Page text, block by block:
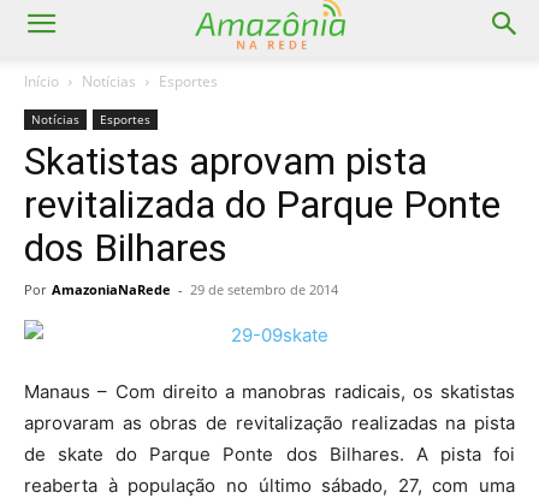
Início Notícias Esportes
Notícias Esportes
Skatistas aprovam pista
revitalizada do Parque Ponte
dos Bilhares
Por AmazoniaNaRede - 29 de setembro de 2014
Manaus – Com direito a manobras radicais, os skatistas
aprovaram as obras de revitalização realizadas na pista
de skate do Parque Ponte dos Bilhares. A pista foi
reaberta à população no último sábado, 27, com uma